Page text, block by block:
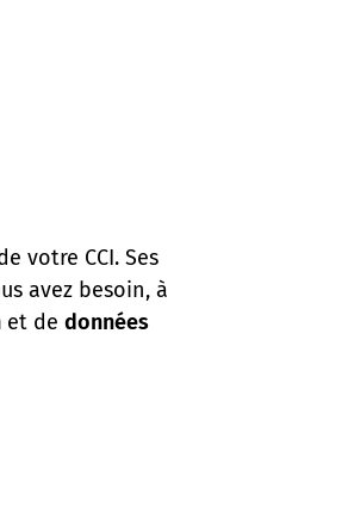
votre CCI. Ses
avez besoin, à
et de données